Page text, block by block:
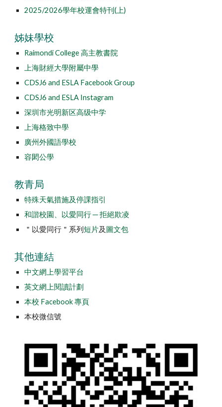
2025/2026學年校運會特刊( 上)
姊妹學校
Raimondi College 高主教書院
上海財經大學附屬中學
CDSJ6 and ESLA Facebook Group
CDSJ6 and ESLA Instagram
深圳市光明新区高级中学
上海格致中學
廣州外國語學校
容閎公學
教青局
特殊天氣措施及停課指引
和諧校園、以愛同行 ─ 拒絕欺凌
＂以愛同行＂系列短片及 圖文包
其他連結
中文網上學習平台
英文網上閱讀計劃
本校 Facebook 專頁
本校微信號